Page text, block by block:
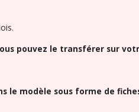
pouvez le transférer sur
le modèle sous forme de